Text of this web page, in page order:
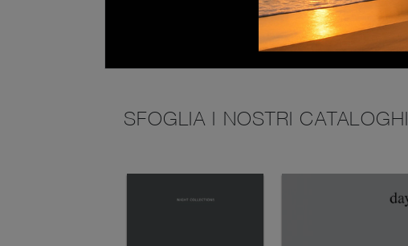
SFOGLIA I NOSTRI CATALOGHI